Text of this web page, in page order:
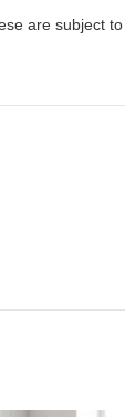
are subject to